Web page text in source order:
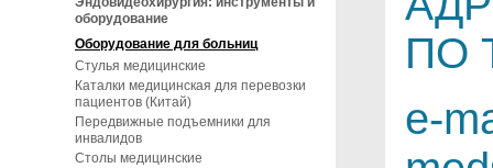
оборудование
Оборудование для больниц
Стулья медицинские
Каталки медицинская для перевозки
пациентов (Китай)
Передвижные подъемники для
инвалидов
Столы медицинские
ПО
e-